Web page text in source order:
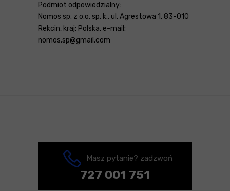
Podmiot odpowiedzialny:
Nomos sp. z o.o. sp. k., ul. Agrestowa 1, 83-010
Rekcin, kraj: Polska, e-mail:
nomos.sp@gmail.com
Masz pytanie? zadzwoń
727 001 751